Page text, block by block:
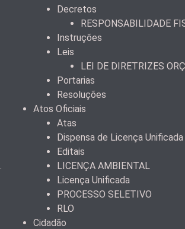
Decretos
RESPONSABILIDADE
Instruções
Leis
LEI DE DIRETRIZES
Portarias
Resoluções
Atos Oficiais
Atas
Dispensa de Licença Unificada
Editais
LICENÇA AMBIENTAL
Licença Unificada
PROCESSO SELETIVO
RLO
Cidadão